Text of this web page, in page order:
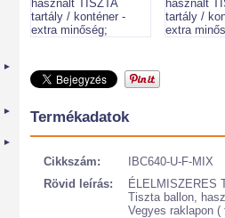
►
►
►
Termékadatok
Cikkszám:
IBC640-U-F-MIX
Rövid leírás:
ÉLELMISZERES
Tiszta ballon,
Vegyes raklapon